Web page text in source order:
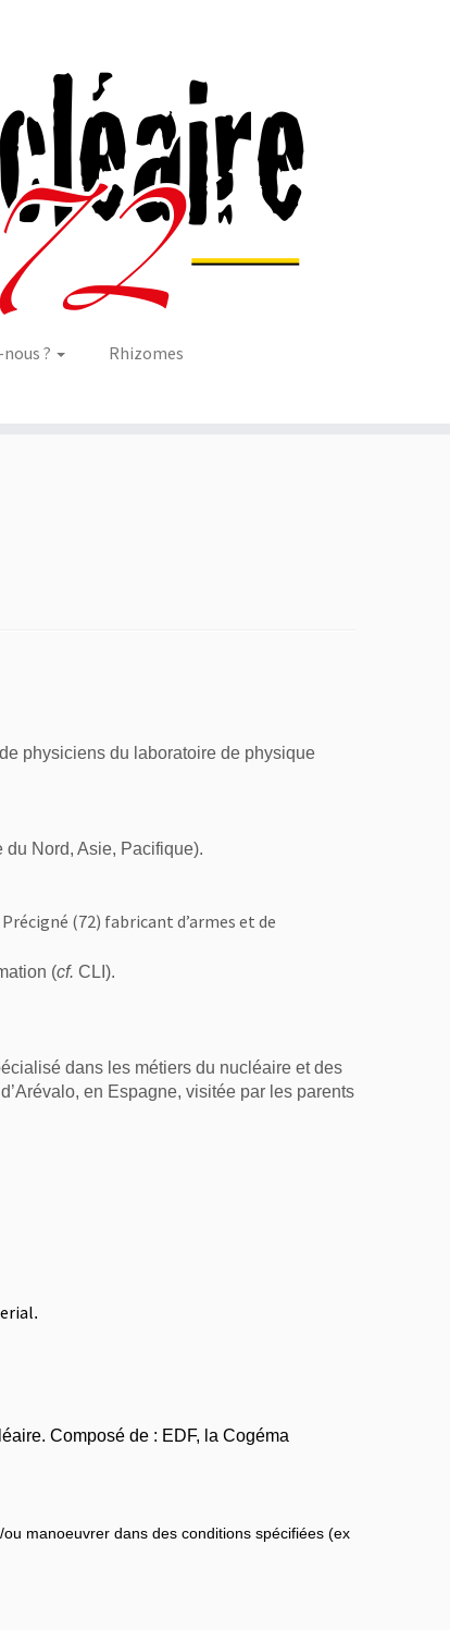
?
Rhizomes
physiciens du laboratoire de physique
du Nord, Asie, Pacifique).
(72) fabricant d’armes et de
(cf. CLI).
dans les métiers du nucléaire et des
en Espagne, visitée par les parents
.
Composé de : EDF, la Cogéma
manoeuvrer dans des conditions spécifiées (ex